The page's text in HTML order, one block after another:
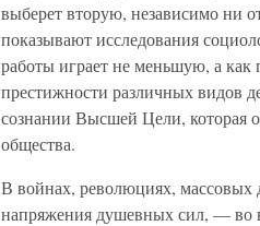
выберет вторую, не­зависимо ни
показывают исследования
работы играет не меньшую, а
престижности различных видов
сознании Высшей Цели, которая
общества.
В войнах, революциях,
напряжения душевных сил, — во